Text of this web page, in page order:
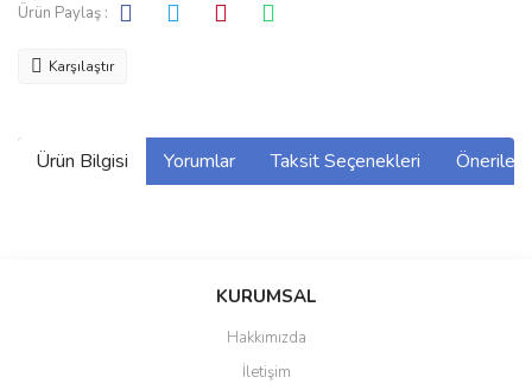
Ürün Paylaş :
Karşılaştır
Ürün Bilgisi Yorumlar Taksit Seçenekleri
Bu ürüne ilk yorumu siz yapın!
Yorum Yaz
Ürün resmi kalitesiz, bozuk veya görüntülenemiyor.
KURUMSAL
Hakkımızda
İletişim